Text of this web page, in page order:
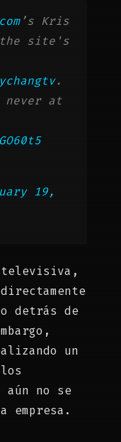
’s Kris
the site's
.
never at
19,
televisiva,
detrás de
un
no se
empresa.